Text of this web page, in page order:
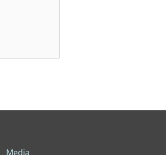
Media